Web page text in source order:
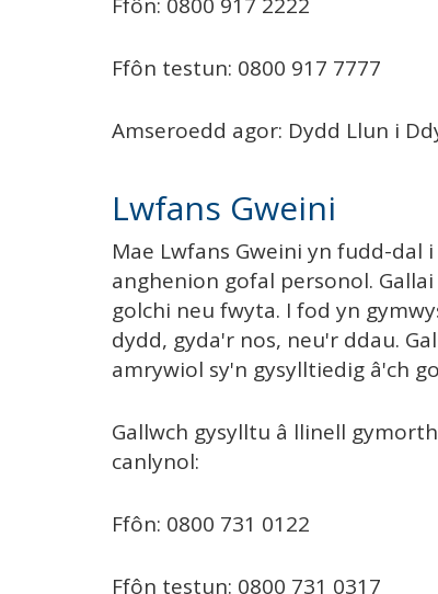
Ffôn testun: 0800 917 7777
Amseroedd agor: Dydd Llun i
Lwfans Gweini
Mae Lwfans Gweini yn fudd-dal
anghenion gofal personol.
golchi neu fwyta. I fod yn
dydd, gyda'r nos, neu'r ddau.
amrywiol sy'n gysylltiedig â'ch
Gallwch gysylltu â llinell
canlynol:
Ffôn: 0800 731 0122
Ffôn testun: 0800 731 0317